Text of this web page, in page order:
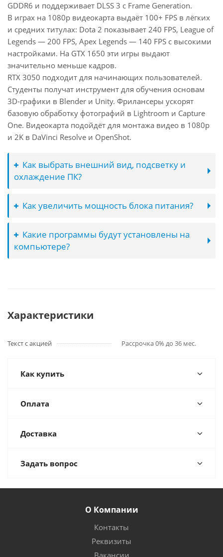
GDDR6 и поддерживает DLSS 3 с Frame Generation.
В играх на 1080p видеокарта выдаёт 100+ FPS в лёгких
и средних титулах: Dota 2 показывает 240 FPS, League of
Legends — 200 FPS, Apex Legends — 140 FPS с высокими
настройками. На GTX 1650 эти игры выдают
значительно меньше кадров.
RTX 3050 подходит для начинающих пользователей.
Студенты получат инструмент для обучения основам
3D-графики в Blender и Unity. Фрилансеры ускорят
базовую обработку фотографий в Lightroom и Capture
One. Видеокарта подойдёт для монтажа видео в 1080p
и 2K в DaVinci Resolve и OpenShot.
Как выбрать внешний вид, подсветку и
охлаждение ПК?
Как увеличить мощность блока питания?
Какие программы будут установлены на
компьютере?
Характеристики
Текст с акцией Рассрочка 0% до 36 мес.
Как купить
Оплата
Доставка
Задать вопрос
О Компании
Контакты
Реквизиты
Вакансии